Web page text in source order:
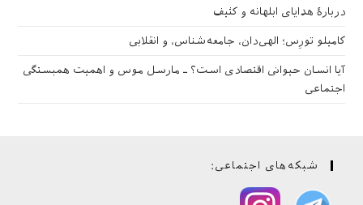
دربارهٔ هدایای ابلهانه و کثیف
کامیلو تورِس؛ الهی‌دان، جامعه‌شناس، و انقلابی
آیا انسان حیوانی اقتصادی است؟ ـ مارسل موس و اهمیت همبستگی
اجتماعی
شبکه‌های اجتماعی: